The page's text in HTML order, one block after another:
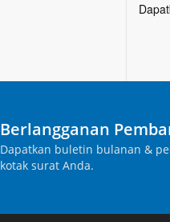
Berlangganan
Dapatkan buletin bulanan &
kotak surat Anda.